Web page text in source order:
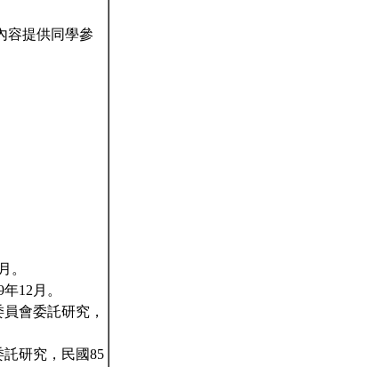
容提供同學參
。
12月。
會委託研究，
研究，民國85